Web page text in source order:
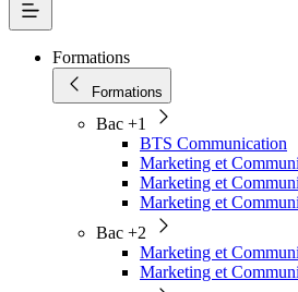
Formations
Formations
Bac +1
BTS Communication
Marketing et
Marketing et
Marketing et
Bac +2
Marketing et
Marketing et